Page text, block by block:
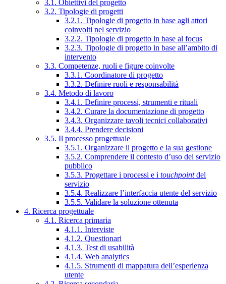
3.1. Obiettivi del progetto
3.2. Tipologie di progetti
3.2.1. Tipologie di progetto in base agli attori
coinvolti nel servizio
3.2.2. Tipologie di progetto in base al focus
3.2.3. Tipologie di progetto in base all’ambito di
intervento
3.3. Competenze, ruoli e figure coinvolte
3.3.1. Coordinatore di progetto
3.3.2. Definire ruoli e responsabilità
3.4. Metodo di lavoro
3.4.1. Definire processi, strumenti e rituali
3.4.2. Curare la documentazione di progetto
3.4.3. Organizzare tavoli tecnici collaborativi
3.4.4. Prendere decisioni
3.5. Il processo progettuale
3.5.1. Organizzare il progetto e la sua gestione
3.5.2. Comprendere il contesto d’uso del servizio
pubblico
3.5.3. Progettare i processi e i touchpointdel
servizio
3.5.4. Realizzare l’interfaccia utente del servizio
3.5.5. Validare la soluzione ottenuta
4. Ricerca progettuale
4.1. Ricerca primaria
4.1.1. Interviste
4.1.2. Questionari
4.1.3. Test di usabilità
4.1.4. Web analytics
4.1.5. Strumenti di mappatura dell’esperienza
utente